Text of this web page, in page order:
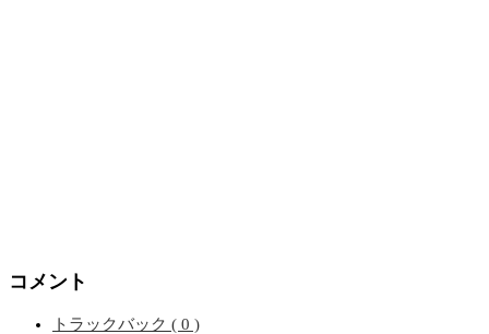
コメント
トラックバック ( 0 )